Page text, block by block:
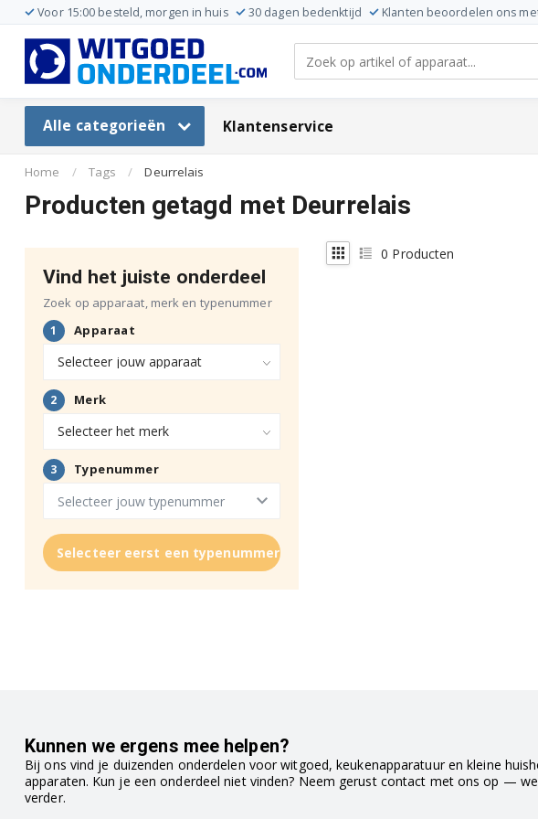
Voor 15:00 besteld, morgen in huis 30 dagen bedenktijd Klanten beoordelen ons
Alle categorieën Klantenservice
Home / Tags / Deurrelais
Producten getagd met Deurrelais
Vind het juiste onderdeel
Zoek op apparaat, merk en typenummer
Selecteer eerst een typenummer
0 Producten
Kunnen we ergens mee helpen?
Bij ons vind je duizenden onderdelen voor witgoed, keukenapparatuur en kleine
apparaten. Kun je een onderdeel niet vinden? Neem gerust contact met ons op —
verder.